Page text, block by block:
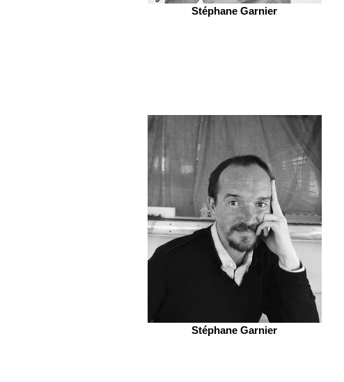
Stéphane Garnier
Stéphane Garnier